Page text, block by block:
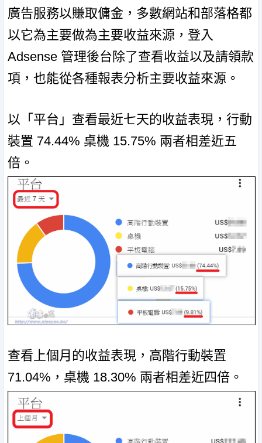
廣告服務以賺取傭金，多數網站和部落格都
以它為主要做為主要收益來源，登入
Adsense 管理後台除了查看收益以及請領款
項，也能從各種報表分析主要收益來源。
以「平台」查看最近七天的收益表現，行動
裝置 74.44% 桌機 15.75% 兩者相差近五
倍。
查看上個月的收益表現，高階行動裝置
71.04%，桌機 18.30% 兩者相差近四倍。